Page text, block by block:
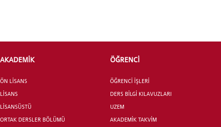
STUDENT
ADAYLARI
AKADEMİK
ÖN LİSANS
LİSANS
LİSANSÜSTÜ
ORTAK DERSLER BÖLÜMÜ
ÖĞRENCİ
ÖĞRENCİ İŞLERİ
DERS BİLGİ KILAVUZLARI
UZEM
AKADEMİK TAKVİM